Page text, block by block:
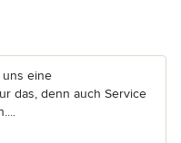
uns eine
das, denn auch Service